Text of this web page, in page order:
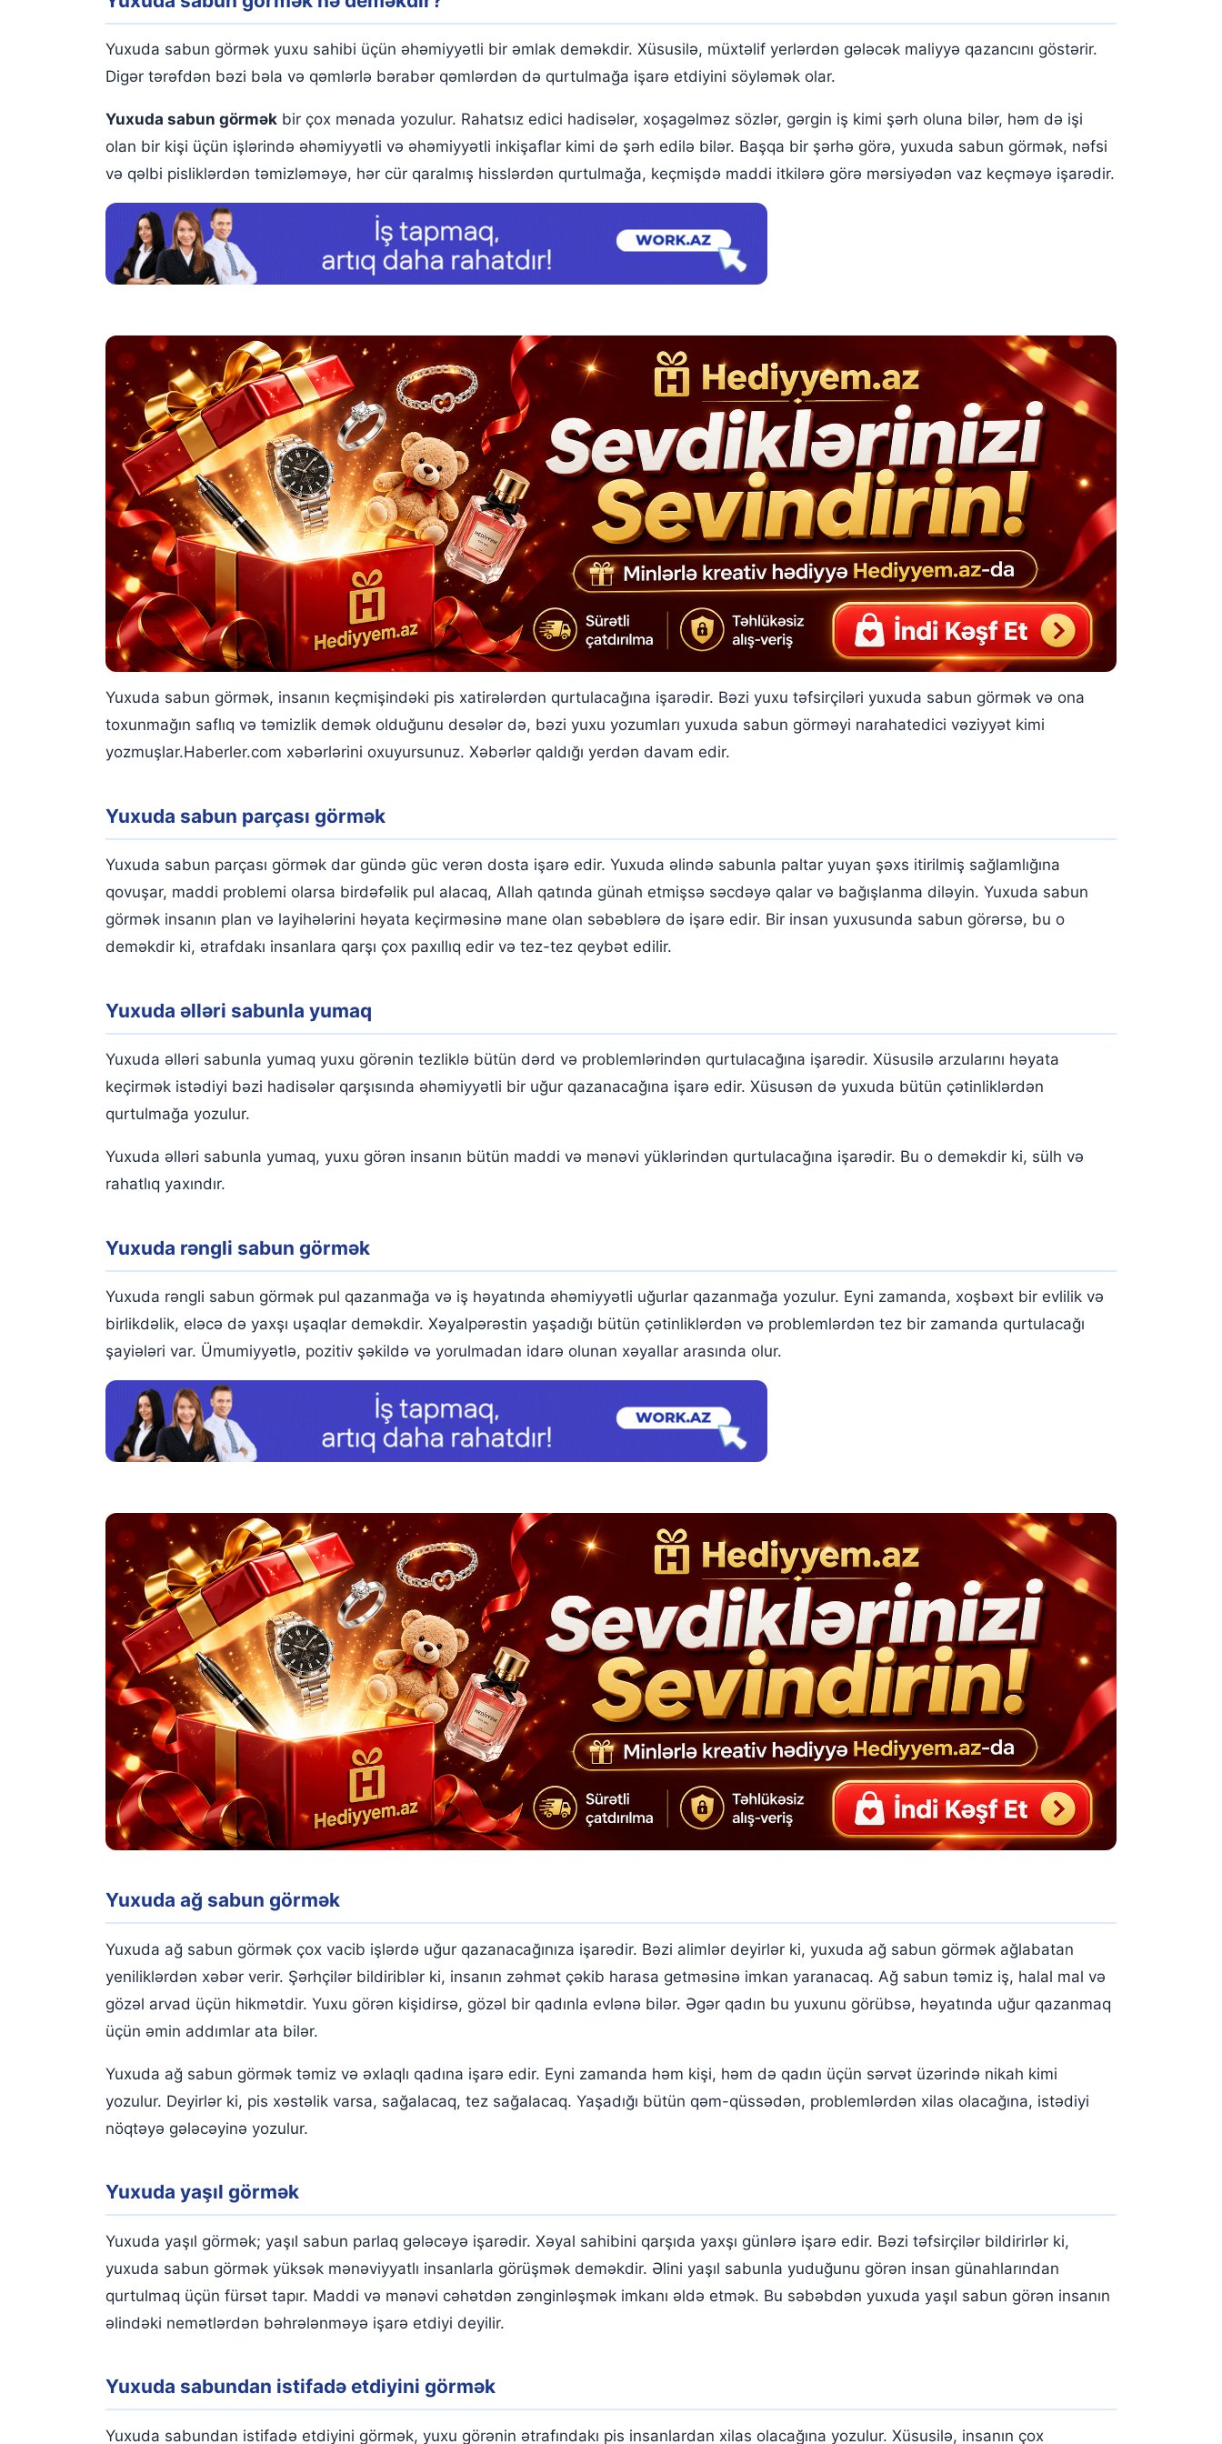
Yuxuda rəngli sabun görmək
Yuxuda ağ sabun görmək
Yuxuda yaşıl görmək
Yuxuda sabundan istifadə etdiyini görmək
Yuxuda sabun almaq
Yuxuda sabun satmaq
Yuxuda sabun köpüyü görmək
Yuxuda sabun yemək
Yuxuda sabun pudrası görmək
Yuxuda sabun görmək yuxu sahibi üçün əhəmiyyətli bir əmlak deməkdir. Xüsusilə, müxtəlif yerlərdən gələcək maliyyə qazancını göstərir.
Digər tərəfdən bəzi bəla və qəmlərlə bərabər qəmlərdən də qurtulmağa işarə etdiyini söyləmək olar.
Yuxuda sabun görmək bir çox mənada yozulur. Rahatsız edici hadisələr, xoşagəlməz sözlər, gərgin iş kimi şərh oluna bilər, həm də işi
olan bir kişi üçün işlərində əhəmiyyətli və əhəmiyyətli inkişaflar kimi də şərh edilə bilər. Başqa bir şərhə görə, yuxuda sabun görmək, nəfsi
və qəlbi pisliklərdən təmizləməyə, hər cür qaralmış hisslərdən qurtulmağa, keçmişdə maddi itkilərə görə mərsiyədən vaz keçməyə işarədir.
Yuxuda sabun görmək, insanın keçmişindəki pis xatirələrdən qurtulacağına işarədir. Bəzi yuxu təfsirçiləri yuxuda sabun görmək və ona
toxunmağın saflıq və təmizlik demək olduğunu desələr də, bəzi yuxu yozumları yuxuda sabun görməyi narahatedici vəziyyət kimi
yozmuşlar.Haberler.com xəbərlərini oxuyursunuz. Xəbərlər qaldığı yerdən davam edir.
Yuxuda sabun parçası görmək
Yuxuda sabun parçası görmək dar gündə güc verən dosta işarə edir. Yuxuda əlində sabunla paltar yuyan şəxs itirilmiş sağlamlığına
qovuşar, maddi problemi olarsa birdəfəlik pul alacaq, Allah qatında günah etmişsə səcdəyə qalar və bağışlanma diləyin. Yuxuda sabun
görmək insanın plan və layihələrini həyata keçirməsinə mane olan səbəblərə də işarə edir. Bir insan yuxusunda sabun görərsə, bu o
deməkdir ki, ətrafdakı insanlara qarşı çox paxıllıq edir və tez-tez qeybət edilir.
Yuxuda əlləri sabunla yumaq
Yuxuda əlləri sabunla yumaq yuxu görənin tezliklə bütün dərd və problemlərindən qurtulacağına işarədir. Xüsusilə arzularını həyata
keçirmək istədiyi bəzi hadisələr qarşısında əhəmiyyətli bir uğur qazanacağına işarə edir. Xüsusən də yuxuda bütün çətinliklərdən
qurtulmağa yozulur.
Yuxuda əlləri sabunla yumaq, yuxu görən insanın bütün maddi və mənəvi yüklərindən qurtulacağına işarədir. Bu o deməkdir ki, sülh və
rahatlıq yaxındır.
Yuxuda rəngli sabun görmək
Yuxuda rəngli sabun görmək pul qazanmağa və iş həyatında əhəmiyyətli uğurlar qazanmağa yozulur. Eyni zamanda, xoşbəxt bir evlilik və
birlikdəlik, eləcə də yaxşı uşaqlar deməkdir. Xəyalpərəstin yaşadığı bütün çətinliklərdən və problemlərdən tez bir zamanda qurtulacağı
şayiələri var. Ümumiyyətlə, pozitiv şəkildə və yorulmadan idarə olunan xəyallar arasında olur.
Yuxuda ağ sabun görmək
Yuxuda ağ sabun görmək çox vacib işlərdə uğur qazanacağınıza işarədir. Bəzi alimlər deyirlər ki, yuxuda ağ sabun görmək ağlabatan
yeniliklərdən xəbər verir. Şərhçilər bildiriblər ki, insanın zəhmət çəkib harasa getməsinə imkan yaranacaq. Ağ sabun təmiz iş, halal mal və
gözəl arvad üçün hikmətdir. Yuxu görən kişidirsə, gözəl bir qadınla evlənə bilər. Əgər qadın bu yuxunu görübsə, həyatında uğur qazanmaq
üçün əmin addımlar ata bilər.
Yuxuda ağ sabun görmək təmiz və əxlaqlı qadına işarə edir. Eyni zamanda həm kişi, həm də qadın üçün sərvət üzərində nikah kimi
yozulur. Deyirlər ki, pis xəstəlik varsa, sağalacaq, tez sağalacaq. Yaşadığı bütün qəm-qüssədən, problemlərdən xilas olacağına, istədiyi
nöqtəyə gələcəyinə yozulur.
Yuxuda yaşıl görmək
Yuxuda yaşıl görmək; yaşıl sabun parlaq gələcəyə işarədir. Xəyal sahibini qarşıda yaxşı günlərə işarə edir. Bəzi təfsirçilər bildirirlər ki,
yuxuda sabun görmək yüksək mənəviyyatlı insanlarla görüşmək deməkdir. Əlini yaşıl sabunla yuduğunu görən insan günahlarından
qurtulmaq üçün fürsət tapır. Maddi və mənəvi cəhətdən zənginləşmək imkanı əldə etmək. Bu səbəbdən yuxuda yaşıl sabun görən insanın
əlindəki nemətlərdən bəhrələnməyə işarə etdiyi deyilir.
Yuxuda sabundan istifadə etdiyini görmək
Yuxuda sabundan istifadə etdiyini görmək, yuxu görənin ətrafındakı pis insanlardan xilas olacağına yozulur. Xüsusilə, insanın çox